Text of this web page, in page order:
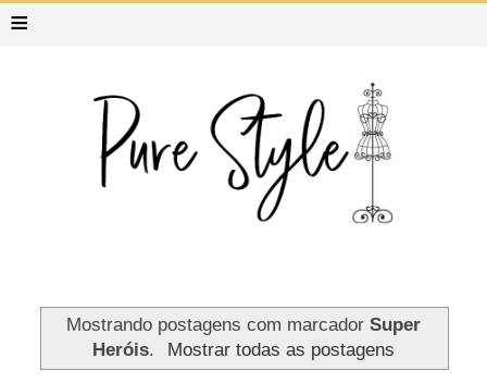
≡
Mostrando postagens com marcador Super
Heróis. Mostrar todas as postagens